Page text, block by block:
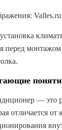
Valles.ru
перед
— это
отличается от